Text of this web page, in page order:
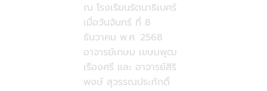
ณ โรงเรียนรัตนาธิเบศร์
เมื่อวันจันทร์ ที่ 8
ธันวาคม พ.ศ. 2568
อาจารย์เกษม เขษมพุฒ
เรืองศรี และ อาจารย์สิริ
พงษ์ สุวรรณประภักดิ์